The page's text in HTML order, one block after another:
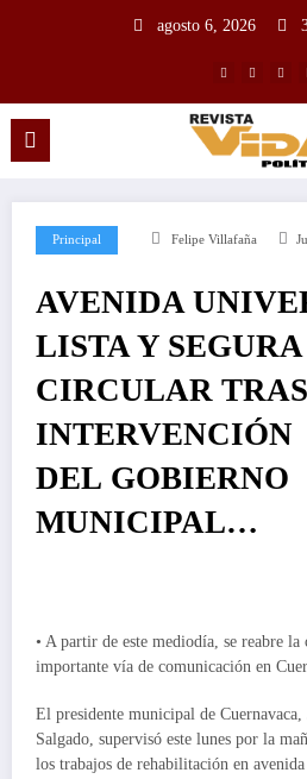
agosto 6, 2026
Principal Felipe Villafaña
AVENIDA
LISTA Y
CIRCULAR
INTERVENCIÓN
DEL GOBIERNO
MUNICIPAL…
• A partir de este mediodía, se reabre
importante vía de comunicación en
El presidente municipal de
Salgado, supervisó este lunes por la
los trabajos de rehabilitación en